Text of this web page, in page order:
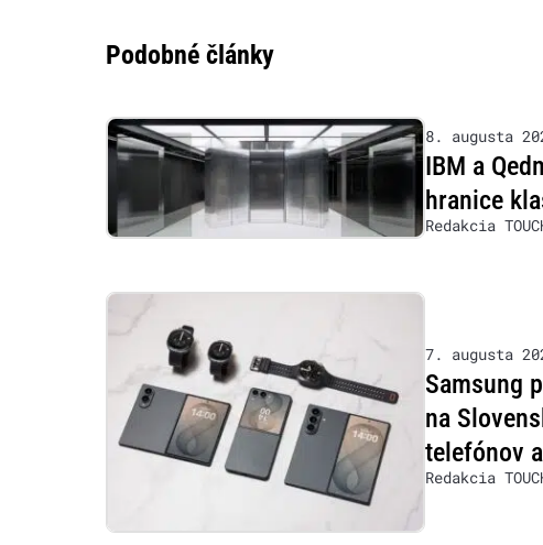
Podobné články
8. augusta
IBM a
hranice
Redakcia
7. augusta
Samsung
na
telefónov
Redakcia